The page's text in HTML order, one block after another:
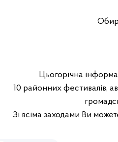
Цьогорічна
10 районних фестивалів,
Зі всіма заходами Ви